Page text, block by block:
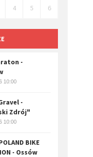
4 5 6
-
10:00
-
Zdrój"
10:00
BIKE
- Ossów